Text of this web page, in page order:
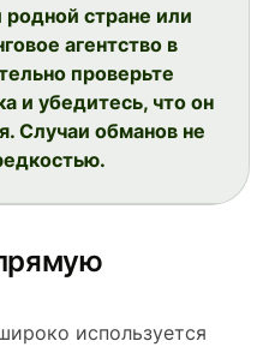
родной стране или
агентство в
проверьте
и убедитесь, что он
Случаи обманов не
используется